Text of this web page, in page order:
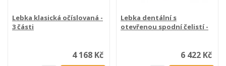
Lebka klasická očíslovaná -
3 části
4 168 Kč
Lebka dentální s
otevřenou spodní čelistí -
6 422 Kč